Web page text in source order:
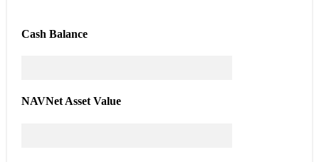
Cash Balance
NAVNet Asset Value